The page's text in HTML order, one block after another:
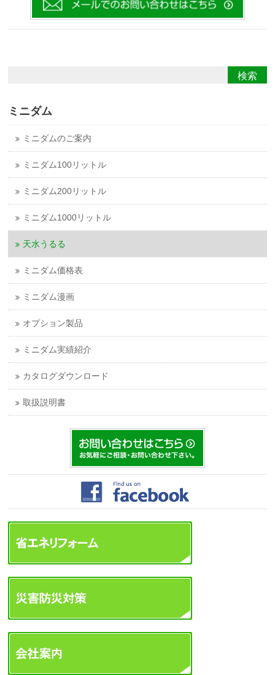
ミニダム
ミニダムのご案内
ミニダム100リットル
ミニダム200リットル
ミニダム1000リットル
天水うるる
ミニダム価格表
ミニダム漫画
オプション製品
ミニダム実績紹介
カタログダウンロード
取扱説明書